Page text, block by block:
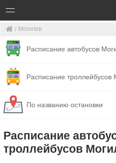
Могилев
Расписание автобусов
Расписание троллейбусов
По названию остановки
Расписание
троллейбусов